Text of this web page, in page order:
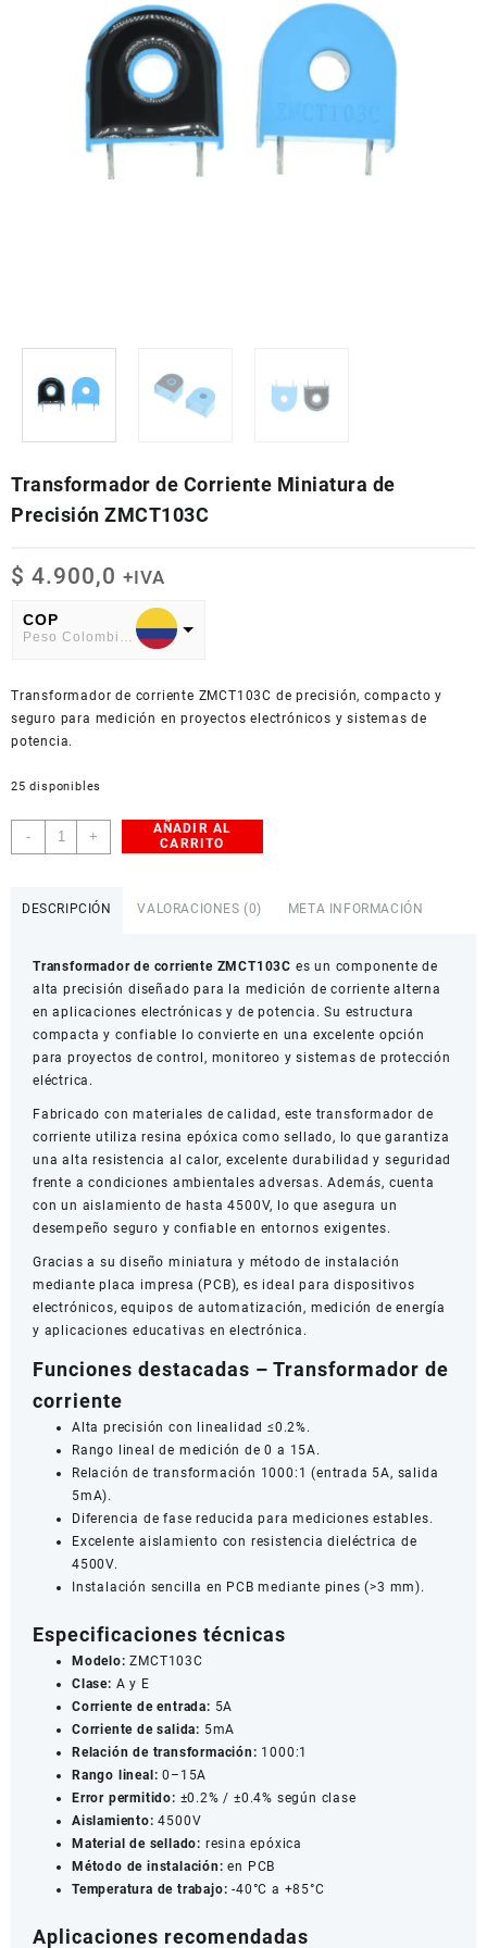
Transformador de Corriente Miniatura de
Precisión ZMCT103C
$ 4.900,0 +IVA
COP
American Dollar
Transformador de corriente ZMCT103C de precisión, compacto y
seguro para medición en proyectos electrónicos y sistemas de
potencia.
25 disponibles
-
Transformador
de
Miniatura
ZMCT103C
cantidad
+
AÑADIR AL
CARRITO
DESCRIPCIÓN VALORACIONES (0) META INFORMACIÓN
Transformador de corriente ZMCT103C es un componente de
alta precisión diseñado para la medición de corriente alterna
en aplicaciones electrónicas y de potencia. Su estructura
compacta y confiable lo convierte en una excelente opción
para proyectos de control, monitoreo y sistemas de protección
eléctrica.
Fabricado con materiales de calidad, este transformador de
corriente utiliza resina epóxica como sellado, lo que garantiza
una alta resistencia al calor, excelente durabilidad y seguridad
frente a condiciones ambientales adversas. Además, cuenta
con un aislamiento de hasta 4500V, lo que asegura un
desempeño seguro y confiable en entornos exigentes.
Gracias a su diseño miniatura y método de instalación
mediante placa impresa (PCB), es ideal para dispositivos
electrónicos, equipos de automatización, medición de energía
y aplicaciones educativas en electrónica.
Funciones destacadas – Transformador de
corriente
Alta precisión con linealidad ≤0.2%.
Rango lineal de medición de 0 a 15A.
Relación de transformación 1000:1 (entrada 5A, salida
5mA).
Diferencia de fase reducida para mediciones estables.
Excelente aislamiento con resistencia dieléctrica de
4500V.
Instalación sencilla en PCB mediante pines (>3 mm).
Especificaciones técnicas
Modelo: ZMCT103C
Clase: A y E
Corriente de entrada: 5A
Corriente de salida: 5mA
Relación de transformación: 1000:1
Rango lineal: 0–15A
Error permitido: ±0.2% / ±0.4% según clase
Aislamiento: 4500V
Material de sellado: resina epóxica
Método de instalación: en PCB
Temperatura de trabajo: -40°C a +85°C
Aplicaciones recomendadas